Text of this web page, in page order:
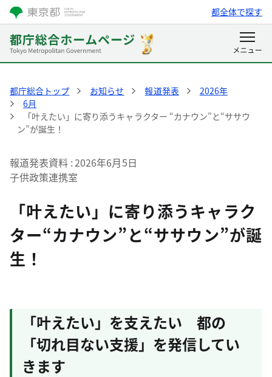
都全体で探す
都庁総合トップ お知らせ 報道発表
2026年
6月
「叶えたい」に寄り添うキャラクター “カナウン”と“ササウ
ン”が誕生！
報道発表資料 2026年6月5日
子供政策連携室
「叶えたい」に寄り添うキャラク
ター“カナウン”と“ササウン”が誕
生！
「叶えたい」を支えたい 都の
「切れ目ない支援」を発信してい
きます